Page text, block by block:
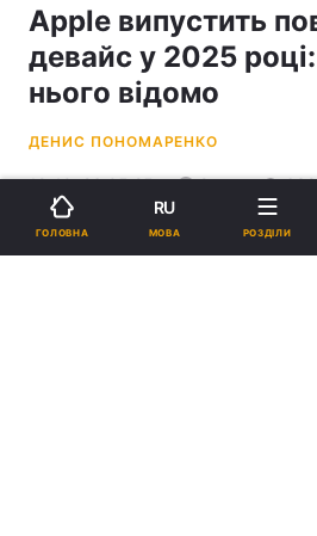
Apple випустить
девайс у 2025
нього відомо
ДЕНИС ПОНОМАРЕНКО
12:40, 26.05.25 2 хв.
Підпишіться на
ГОЛОВНА
RU
МОВА РОЗДІЛИ